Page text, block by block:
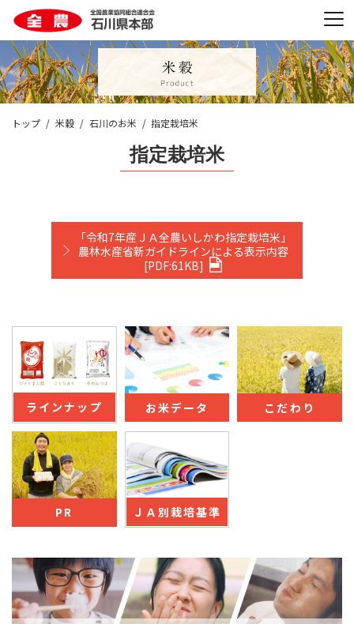
トップ 米穀 石川のお米 指定栽培米
指定栽培米
「令和7年産ＪＡ全農いしかわ指定栽培米」
農林水産省新ガイドラインによる表示内容
[PDF:61KB]
ラインナップ お米データ こだわり
PR ＪＡ別栽培基準